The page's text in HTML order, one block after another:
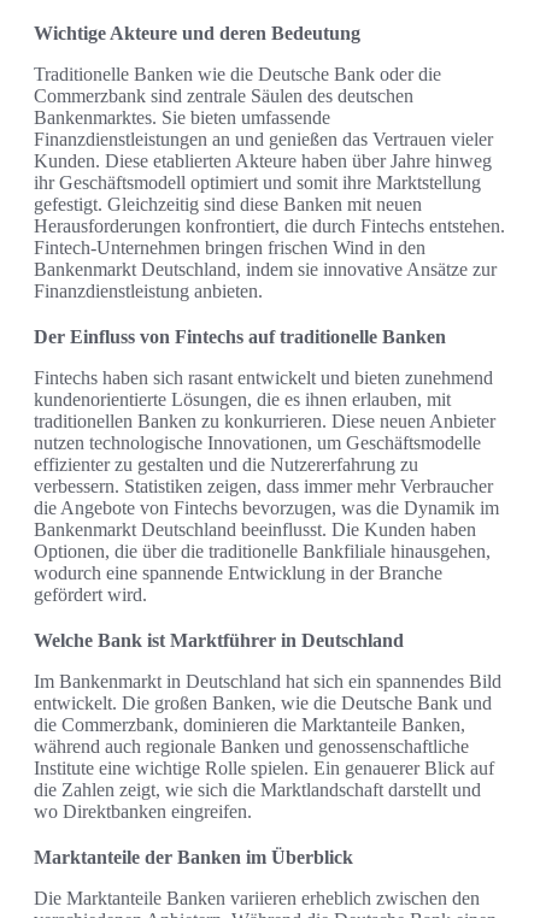
Wichtige Akteure und deren Bedeutung
Traditionelle Banken wie die Deutsche Bank oder die
Commerzbank sind zentrale Säulen des deutschen
Bankenmarktes. Sie bieten umfassende
Finanzdienstleistungen an und genießen das Vertrauen vieler
Kunden. Diese etablierten Akteure haben über Jahre hinweg
ihr Geschäftsmodell optimiert und somit ihre Marktstellung
gefestigt. Gleichzeitig sind diese Banken mit neuen
Herausforderungen konfrontiert, die durch Fintechs entstehen.
Fintech-Unternehmen bringen frischen Wind in den
Bankenmarkt Deutschland, indem sie innovative Ansätze zur
Finanzdienstleistung anbieten.
Der Einfluss von Fintechs auf traditionelle Banken
Fintechs haben sich rasant entwickelt und bieten zunehmend
kundenorientierte Lösungen, die es ihnen erlauben, mit
traditionellen Banken zu konkurrieren. Diese neuen Anbieter
nutzen technologische Innovationen, um Geschäftsmodelle
effizienter zu gestalten und die Nutzererfahrung zu
verbessern. Statistiken zeigen, dass immer mehr Verbraucher
die Angebote von Fintechs bevorzugen, was die Dynamik im
Bankenmarkt Deutschland beeinflusst. Die Kunden haben
Optionen, die über die traditionelle Bankfiliale hinausgehen,
wodurch eine spannende Entwicklung in der Branche
gefördert wird.
Welche Bank ist Marktführer in Deutschland
Im Bankenmarkt in Deutschland hat sich ein spannendes Bild
entwickelt. Die großen Banken, wie die Deutsche Bank und
die Commerzbank, dominieren die Marktanteile Banken,
während auch regionale Banken und genossenschaftliche
Institute eine wichtige Rolle spielen. Ein genauerer Blick auf
die Zahlen zeigt, wie sich die Marktlandschaft darstellt und
wo Direktbanken eingreifen.
Marktanteile der Banken im Überblick
Die Marktanteile Banken variieren erheblich zwischen den